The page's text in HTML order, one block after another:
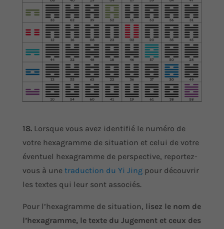
18.Lorsque vous avez identifié le numéro de
votre hexagramme de situation et celui de votre
éventuel hexagramme de perspective, reportez-
vous à une traduction du Yi Jingpour découvrir
les textes qui leur sont associés.
Pour l’hexagramme de situation, lisez le nom de
l’hexagramme, le texte du Jugement et ceux des